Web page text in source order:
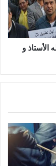
الأستاذ و